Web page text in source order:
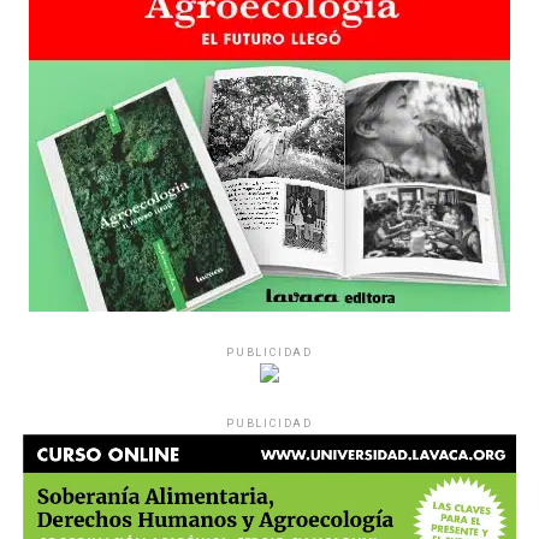
Década perdida: Marta Montero,
mamá de Lucía Pérez
“Estamos como el día 1”. La frase de la madre de la joven
sensibilidad al tema, la conversación se vuelve muy
estratégica, hay que evitar el choque frontal. Mi método
es a través del interrogante, que puedan encarnar la
pregunta», comparte Gonzalo, de 41 años.
PUBLICIDAD
PUBLICIDAD